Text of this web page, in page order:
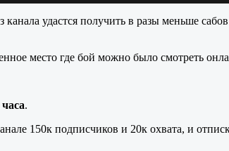
удастся получить в разы меньше
место где бой можно было смотреть
часа.
150к подписчиков и 20к охвата, и